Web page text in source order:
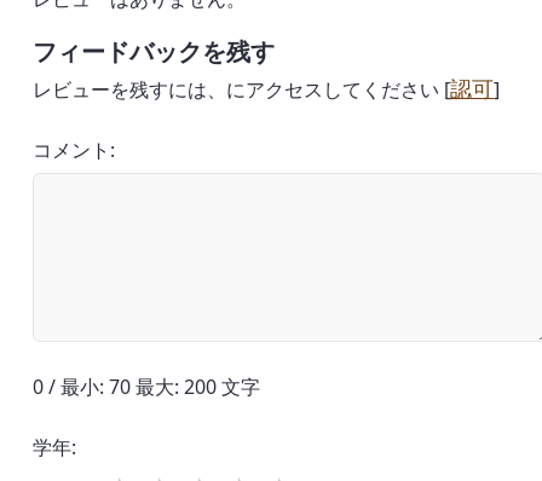
フィードバックを残す
レビューを残すには、にアクセスしてください [認可]
コメント:
0 / 最小: 70 最大: 200 文字
学年: